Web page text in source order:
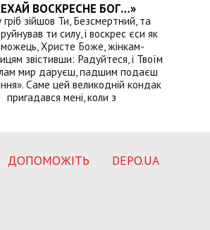
ВОСКРЕСНЕ БОГ…»
гріб зійшов Ти, Безсмертний, та
ти силу, і воскрес єси як
Христе Боже, жінкам-
звістивши: Радуйтеся, і Твоїм
мир даруєш, падшим подаєш
Саме цей великодній кондак
пригадався мені, коли з
ДОПОМОЖІТЬ DEPO.UA